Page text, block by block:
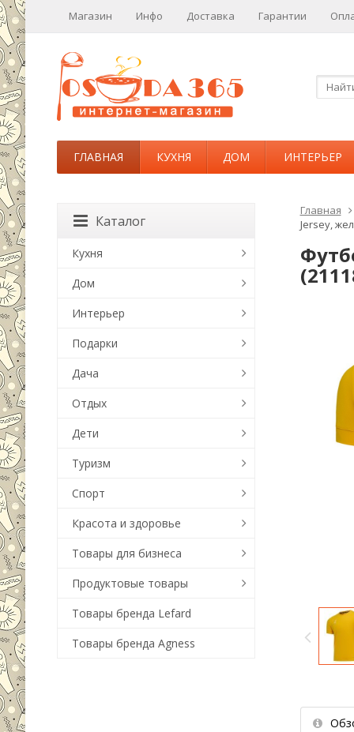
Магазин Инфо Доставка Гарантии
ГЛАВНАЯ КУХНЯ ДОМ ИНТЕРЬЕР
Главная
Jersey,
Каталог
Кухня
Дом
Интерьер
Подарки
Дача
Отдых
Дети
Туризм
Спорт
Красота и здоровье
Товары для бизнеса
Продуктовые товары
Товары бренда Lefard
Товары бренда Agness